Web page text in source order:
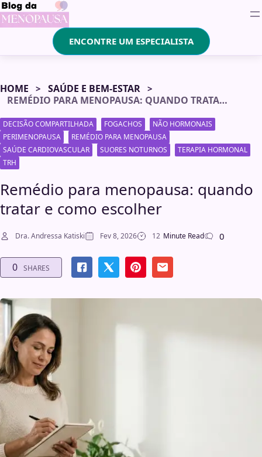
ENCONTRE UM ESPECIALISTA
HOME
SAÚDE E BEM-ESTAR
REMÉDIO PARA MENOPAUSA: QUANDO TRATAR E COMO ESCOLHER
DECISÃO COMPARTILHADA FOGACHOS
NÃO HORMONAIS
PERIMENOPAUSA
REMÉDIO PARA MENOPAUSA
SAÚDE CARDIOVASCULAR
SUORES NOTURNOS
TERAPIA HORMONAL
TRH
Remédio para menopausa: quando
tratar e como escolher
Dra. Andressa Katiski Fev 8, 2026 12 Minute Read 0
0 SHARES